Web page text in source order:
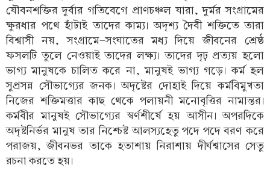
যৌবনশক্তির দুর্বার গতিবেগে প্রাণচঞ্চল যারা, দুর্মর সংগ্রামের
ক্ষুরধার পথে হাঁটাই তাদের কাম্য। অদৃশ্য দৈবী শক্তিতে তারা
বিশ্বাসী নয়, সংগ্রামে-সংঘাতের মধ্য দিয়ে জীবনের শ্রেষ্ঠ
ফসলটি তুলে নেওয়াই তাদের লক্ষ্য। তাদের দৃঢ় প্রত্যয় হলো
ভাগ্য মানুষকে চালিত করে না, মানুষই ভাগ্য গড়ে। কর্ম হল
সুপ্রসন্ন সৌভাগ্যের জনক। অদৃষ্টের দোহাই দিয়ে কর্মবিমুখতা
নিজের শক্তিমত্তার কাছ থেকে পলায়নী মনোবৃত্তির নামান্তর।
কর্মবীর মানুষই সৌভাগ্যের স্বর্ণশীর্ষে হয় আসীন। অপরদিকে
অদৃষ্টনির্ভর মানুষ তার নিশ্চেষ্ট আলস্যহেতু পদে পদে বরণ করে
পরাজয়, জীবনভর তাকে হতাশায় নিরাশায় দীর্ঘশ্বাসের সেতু
রচনা করতে হয়।